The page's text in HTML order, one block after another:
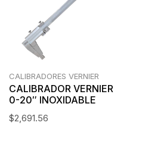
CALIBRADORES VERNIER
CALIBRADOR VERNIER
0-20″ INOXIDABLE
$2,691.56